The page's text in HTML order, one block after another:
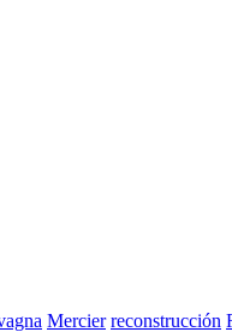
Mercier reconstrucción